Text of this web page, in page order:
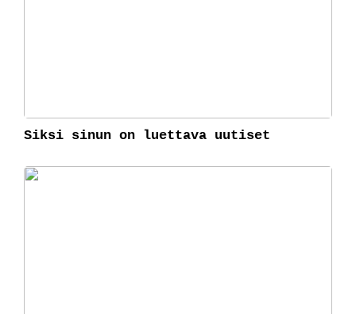
Siksi sinun on luettava uutiset